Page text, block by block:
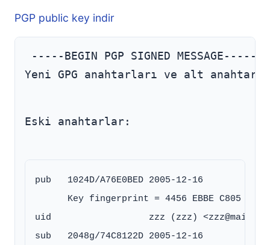
PGP public key indir
Yeni GPG anahtarları ve alt
Eski anahtarlar:
pub   1024D/A76E0BED 2005-12-16
Key fingerprint = 4456 EBBE C805
uid                  zzz (zzz)